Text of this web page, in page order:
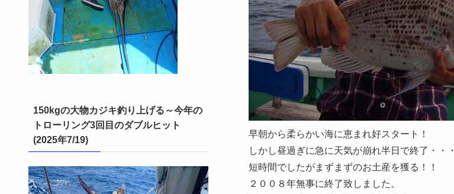
早朝から柔らかい海に恵まれ好スタート！
しかし昼過ぎに急に天気が崩れ半日で終了・・・
短時間でしたがまずまずのお土産を獲る！！
２００８年無事に終了致しました。
150kgの大物カジキ釣り上げる～今年の
トローリング3回目のダブルヒット
(2025年7/19)